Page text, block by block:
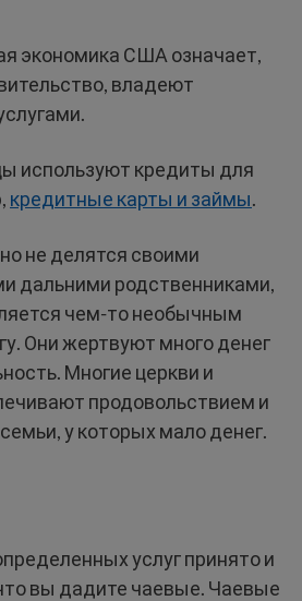
экономика США означает,
владеют
используют кредиты для
кредитные карты и займы.
не делятся своими
дальними родственниками,
чем-то необычным
Они жертвуют много денег
Многие церкви и
продовольствием и
у которых мало денег.
услуг принято и
вы дадите чаевые. Чаевые